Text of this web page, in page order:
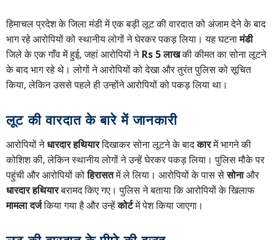
हिमाचल प्रदेश के जिला मंडी में एक बड़ी लूट की वारदात को अंजाम देने के बाद
भाग रहे आरोपियों को स्थानीय लोगों ने घेरकर पकड़ लिया। यह घटनामंडी
जिले के एक गाँव में हुई, जहां आरोपियों नेRs 5 लाखकी कीमत का सोना लूटने
के बाद भाग रहे थे। लोगों ने आरोपियों को देखा और तुरंत पुलिस को सूचित
किया, लेकिन उससे पहले ही उन्होंने आरोपियों को पकड़ लिया था।
लूट की वारदात के बारे में जानकारी
आरोपियों नेधारदार हथियारदिखाकर सोना लूटने के बादकारमें भागने की
कोशिश की, लेकिन स्थानीय लोगों ने उन्हें घेरकर पकड़ लिया। पुलिस मौके पर
पहुंची और आरोपियों कोहिरासतमें ले लिया। आरोपियों के पास सेसोनाऔर
धारदार हथियारबरामद किए गए। पुलिस ने बताया कि आरोपियों के खिलाफ
मामला दर्जकिया गया है और उन्हेंकोर्टमें पेश किया जाएगा।